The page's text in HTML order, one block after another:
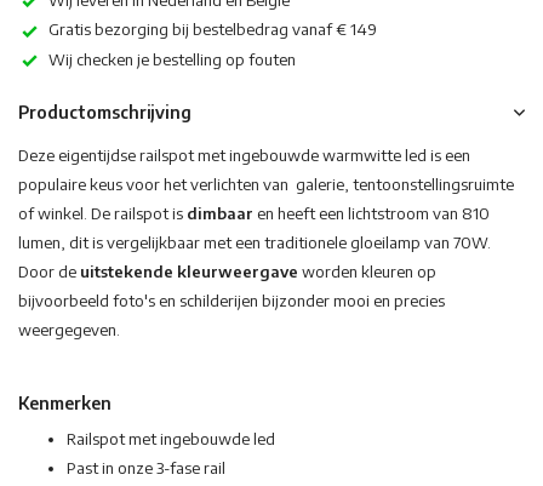
Gratis bezorging bij bestelbedrag vanaf € 149
Wij checken je bestelling op fouten
Productomschrijving
Deze eigentijdse railspot met ingebouwde warmwitte led is een
populaire keus voor het verlichten van galerie, tentoonstellingsruimte
of winkel. De railspot is dimbaar en heeft een lichtstroom van 810
lumen, dit is vergelijkbaar met een traditionele gloeilamp van 70W.
Door de uitstekende kleurweergave worden kleuren op
bijvoorbeeld foto's en schilderijen bijzonder mooi en precies
weergegeven.
Kenmerken
Railspot met ingebouwde led
Past in onze 3-fase rail